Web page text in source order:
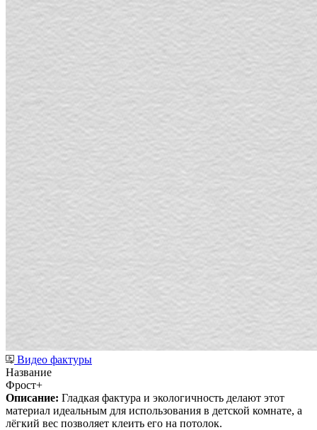
Видео фактуры
Название
Фрост+
Описание: Гладкая фактура и экологичность делают этот
материал идеальным для использования в детской комнате, а
лёгкий вес позволяет клеить его на потолок.